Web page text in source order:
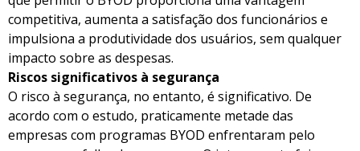
competitiva, aumenta a satisfação dos funcionários e
impulsiona a produtividade dos usuários, sem qualquer
impacto sobre as despesas.
Riscos significativos à segurança
O risco à segurança, no entanto, é significativo. De
acordo com o estudo, praticamente metade das
empresas com programas BYOD enfrentaram pelo